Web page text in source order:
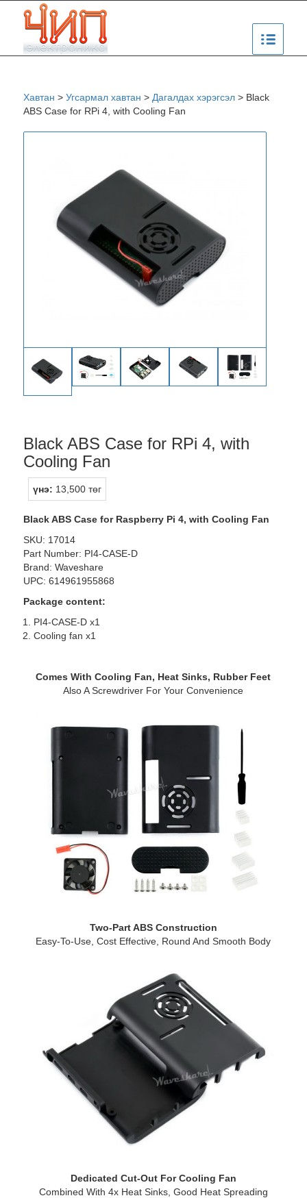
Хавтан > Угсармал хавтан > Дагалдах хэрэгсэл> Black
ABS Case for RPi 4, with Cooling Fan
Black ABS Case for RPi 4, with
Cooling Fan
үнэ: 13,500 төг
Black ABS Case for Raspberry Pi 4, with Cooling Fan
SKU: 17014
Part Number: PI4-CASE-D
Brand: Waveshare
UPC: 614961955868
Package content:
PI4-CASE-D x1
Cooling fan x1
Comes With Cooling Fan, Heat Sinks, Rubber Feet
Also A Screwdriver For Your Convenience
Two-Part ABS Construction
Easy-To-Use, Cost Effective, Round And Smooth Body
Dedicated Cut-Out For Cooling Fan
Combined With 4x Heat Sinks, Good Heat Spreading